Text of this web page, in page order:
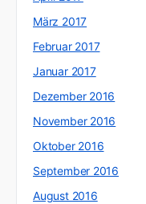
März 2017
Februar 2017
Januar 2017
Dezember 2016
November 2016
Oktober 2016
September 2016
August 2016